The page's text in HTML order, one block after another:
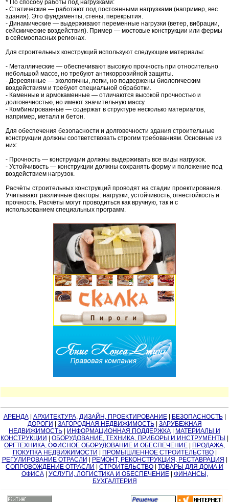
* По способу работы под нагрузками:
- Статические — работают под постоянными нагрузками (например, вес
здания). Это фундаменты, стены, перекрытия.
- Динамические — выдерживают переменные нагрузки (ветер, вибрации,
сейсмические воздействия). Пример — мостовые конструкции или фермы
в сейсмоопасных регионах.
Для строительных конструкций используют следующие материалы:
- Металлические — обеспечивают высокую прочность при относительно
небольшой массе, но требуют антикоррозийной защиты.
- Деревянные — экологичны, легки, но подвержены биологическим
воздействиям и требуют специальной обработки.
- Каменные и армокаменные — отличаются высокой прочностью и
долговечностью, но имеют значительную массу.
- Комбинированные — содержат в структуре несколько материалов,
например, металл и бетон.
Для обеспечения безопасности и долговечности здания строительные
конструкции должны соответствовать строгим требованиям. Основные из
них:
- Прочность — конструкции должны выдерживать все виды нагрузок.
- Устойчивость — конструкции должны сохранять форму и положение под
воздействием нагрузок.
Расчёты строительных конструкций проводят на стадии проектирования.
Учитывают различные факторы: нагрузки, устойчивость, огнестойкость и
прочность. Расчёты могут проводиться как вручную, так и с
использованием специальных программ.
АРЕНДА| АРХИТЕКТУРА, ДИЗАЙН, ПРОЕКТИРОВАНИЕ| БЕЗОПАСНОСТЬ|
ДОРОГИ
ЗАГОРОДНАЯ НЕДВИЖИМОСТЬ| ЗАРУБЕЖНАЯ
НЕДВИЖИМОСТЬ
ИНФОРМАЦИОННАЯ ПОДДЕРЖКА
МАТЕРИАЛЫ И
КОНСТРУКЦИИ
ОБОРУДОВАНИЕ, ТЕХНИКА, ПРИБОРЫ И ИНСТРУМЕНТЫ
ОРГТЕХНИКА, ОФИСНОЕ ОБОРУДОВАНИЕ И ОБЕСПЕЧЕНИЕ
ПРОДАЖА,
ПОКУПКА НЕДВИЖИМОСТИ
ПРОМЫШЛЕННОЕ СТРОИТЕЛЬСТВО|
РЕГУЛИРОВАНИЕ ОТРАСЛИ
РЕМОНТ, РЕКОНСТРУКЦИЯ, РЕСТАВРАЦИЯ
СОПРОВОЖДЕНИЕ ОТРАСЛИ
СТРОИТЕЛЬСТВО
ТОВАРЫ ДЛЯ ДОМА И
ОФИСА| УСЛУГИ, ЛОГИСТИКА И ОБЕСПЕЧЕНИЕ| ФИНАНСЫ,
БУХГАЛТЕРИЯ